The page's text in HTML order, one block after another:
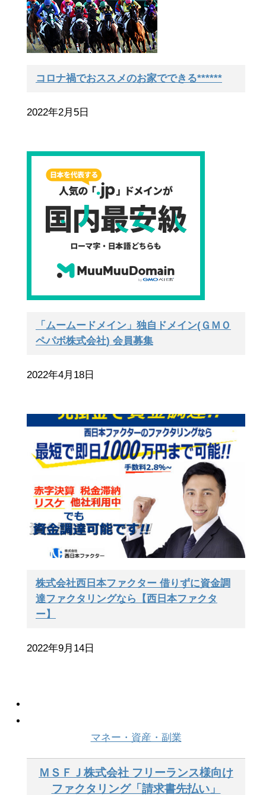
コロナ禍でおススメのお家でできる******
2022年2月5日
「ムームードメイン」独自ドメイン(ＧＭＯ
ペパボ株式会社) 会員募集
2022年4月18日
株式会社西日本ファクター 借りずに資金調
達ファクタリングなら【西日本ファクタ
ー】
2022年9月14日
マネー・資産・副業
ＭＳＦＪ株式会社 フリーランス様向け
ファクタリング「請求書先払い」